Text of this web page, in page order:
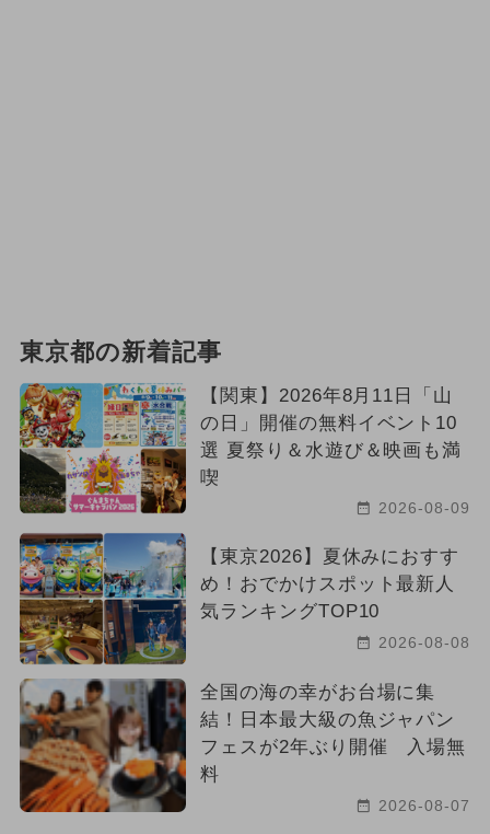
東京都の新着記事
【関東】2026年8月11日「山
の日」開催の無料イベント10
選 夏祭り＆水遊び＆映画も満
喫
2026-08-09
【東京2026】夏休みにおすす
め！おでかけスポット最新人
気ランキングTOP10
2026-08-08
全国の海の幸がお台場に集
結！日本最大級の魚ジャパン
フェスが2年ぶり開催 入場無
料
2026-08-07